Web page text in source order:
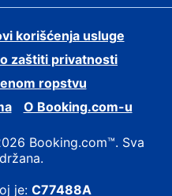
korišćenja usluge
zaštiti privatnosti
ropstvu
О Booking.com-u
Booking.com™. Sva
je: C77488A